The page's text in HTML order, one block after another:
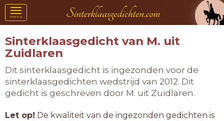
Toggle
navigation
menu
Sinterklaasgedicht van M. uit
Zuidlaren
Dit sinterklaasgedicht is ingezonden voor de
sinterklaasgedichten wedstrijd van 2012. Dit
gedicht is geschreven door M. uit Zuidlaren.
Let op! De kwaliteit van de ingezonden gedichten is